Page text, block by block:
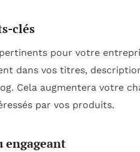
clés
pertinents pour votre
dans vos titres,
Cela augmentera votre
par vos produits.
engageant